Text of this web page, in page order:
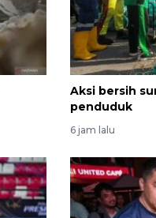
Aksi bersih
penduduk
6 jam lalu